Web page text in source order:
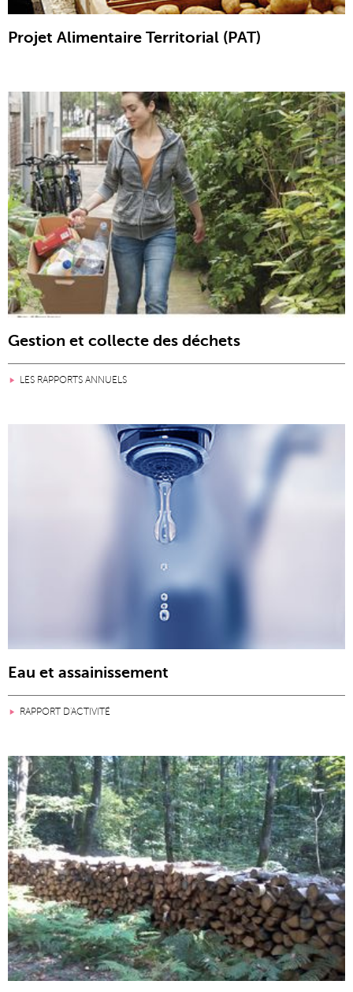
Projet Alimentaire Territorial (PAT)
Gestion et collecte des déchets
LES RAPPORTS ANNUELS
Eau et assainissement
RAPPORT D'ACTIVITÉ